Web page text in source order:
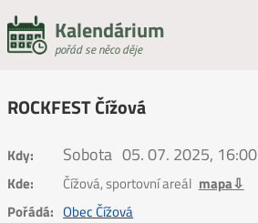
Kalendárium
pořád se něco děje
ROCKFEST Čížová
Kdy: Sobota 05. 07. 2025, 16:00
Kde: Čížová, sportovní areál mapa⇩
Pořádá: Obec Čížová